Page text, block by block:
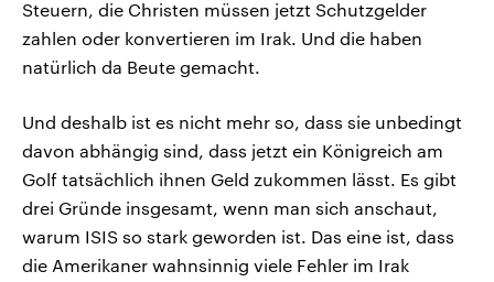
Steuern, die Christen müssen jetzt Schutzgelder
zahlen oder konvertieren im Irak. Und die haben
natürlich da Beute gemacht.
Und deshalb ist es nicht mehr so, dass sie unbedingt
davon abhängig sind, dass jetzt ein Königreich am
Golf tatsächlich ihnen Geld zukommen lässt. Es gibt
drei Gründe insgesamt, wenn man sich anschaut,
warum ISIS so stark geworden ist. Das eine ist, dass
die Amerikaner wahnsinnig viele Fehler im Irak